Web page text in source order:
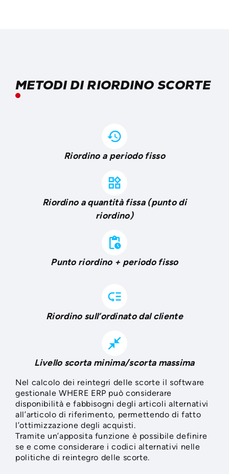
METODI DI RIORDINO SCORTE
history
Riordino a periodo fisso
widgets
Riordino a quantità fissa (punto di
riordino)
pending_actions
Punto riordino + periodo fisso
low_priority
Riordino sull’ordinato dal cliente
close_fullscreen
Livello scorta minima/scorta massima
Nel calcolo dei reintegri delle scorte il software
gestionale WHERE ERP può considerare
disponibilità e fabbisogni degli articoli alternativi
all’articolo di riferimento, permettendo di fatto
l’ottimizzazione degli acquisti.
Tramite un’apposita funzione è possibile definire
se e come considerare i codici alternativi nelle
politiche di reintegro delle scorte.